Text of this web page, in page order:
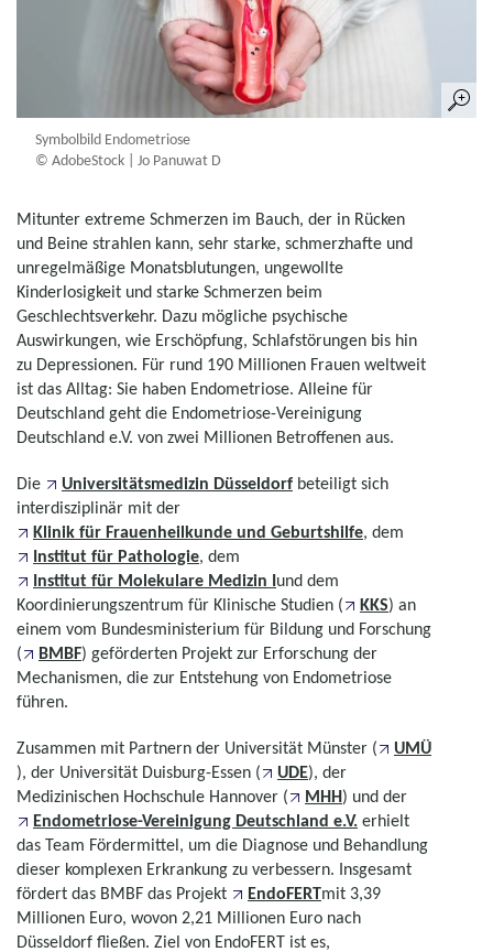
Symbolbild Endometriose
© AdobeStock | Jo Panuwat D
Mitunter extreme Schmerzen im Bauch, der in Rücken
und Beine strahlen kann, sehr starke, schmerzhafte und
unregelmäßige Monatsblutungen, ungewollte
Kinderlosigkeit und starke Schmerzen beim
Geschlechtsverkehr. Dazu mögliche psychische
Auswirkungen, wie Erschöpfung, Schlafstörungen bis hin
zu Depressionen. Für rund 190 Millionen Frauen weltweit
ist das Alltag: Sie haben Endometriose. Alleine für
Deutschland geht die Endometriose-Vereinigung
Deutschland e.V. von zwei Millionen Betroffenen aus.
Die Universitätsmedizin Düsseldorf beteiligt sich
interdisziplinär mit der
Klinik für Frauenheilkunde und Geburtshilfe, dem
Institut für Pathologie, dem
Institut für Molekulare Medizin Iund dem
Koordinierungszentrum für Klinische Studien (
KKS) an
einem vom Bundesministerium für Bildung und Forschung
(
BMBF) geförderten Projekt zur Erforschung der
Mechanismen, die zur Entstehung von Endometriose
führen.
Zusammen mit Partnern der Universität Münster (
UMÜ
), der Universität Duisburg-Essen (
UDE), der
Medizinischen Hochschule Hannover (
MHH) und der
Endometriose-Vereinigung Deutschland e.V. erhielt
das Team Fördermittel, um die Diagnose und Behandlung
dieser komplexen Erkrankung zu verbessern. Insgesamt
fördert das BMBF das Projekt
EndoFERTmit 3,39
Millionen Euro, wovon 2,21 Millionen Euro nach
Düsseldorf fließen. Ziel von EndoFERT ist es,